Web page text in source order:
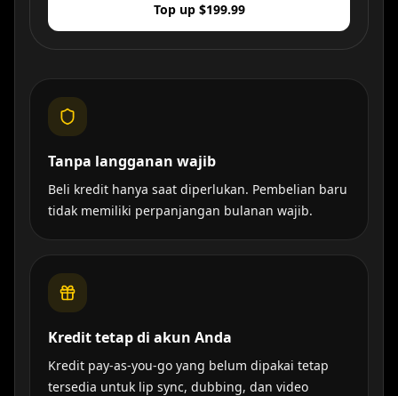
Top up $199.99
Tanpa langganan wajib
Beli kredit hanya saat diperlukan. Pembelian baru
tidak memiliki perpanjangan bulanan wajib.
Kredit tetap di akun Anda
Kredit pay-as-you-go yang belum dipakai tetap
tersedia untuk lip sync, dubbing, dan video